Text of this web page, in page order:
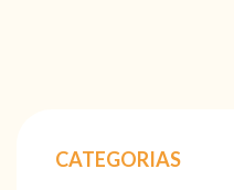
CATEGORIAS